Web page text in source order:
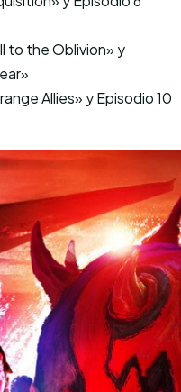
to the Oblivion» y
Allies» y Episodio 10